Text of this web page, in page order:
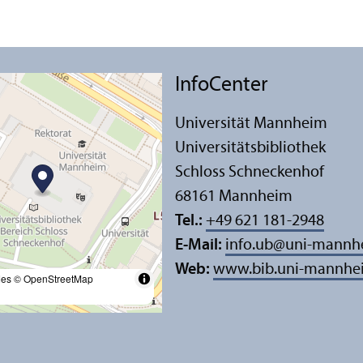
© OpenStreetMap
InfoCenter
Universität Mannheim
Universitäts­bibliothek
Schloss Schneckenhof
68161 Mannheim
Tel.: +49 621 181-2948
E-Mail: info.ub@uni-
Web: www.bib.uni-